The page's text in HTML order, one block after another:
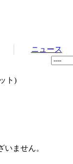
ニュース
ト )
ません。